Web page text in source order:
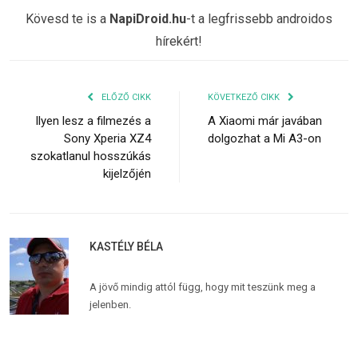
Kövesd te is a NapiDroid.hu-t a legfrissebb androidos
hírekért!
ELŐZŐ CIKK
Ilyen lesz a filmezés a
Sony Xperia XZ4
szokatlanul hosszúkás
kijelzőjén
KÖVETKEZŐ CIKK
A Xiaomi már javában
dolgozhat a Mi A3-on
KASTÉLY BÉLA
A jövő mindig attól függ, hogy mit teszünk meg a
jelenben.